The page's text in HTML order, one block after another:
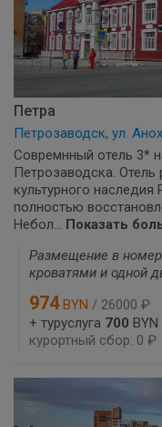
Петра
Петрозаводск, ул.
Совремнный отель 3*
Петрозаводска. Отель
культурного
полностью
Небол... Показать
Размещение в
кроватями и одной
974BYN / 26000 ₽
+ туруслуга 700 BYN
курортный сбор: 0 ₽